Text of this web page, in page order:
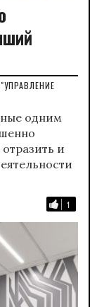
одним
и
1